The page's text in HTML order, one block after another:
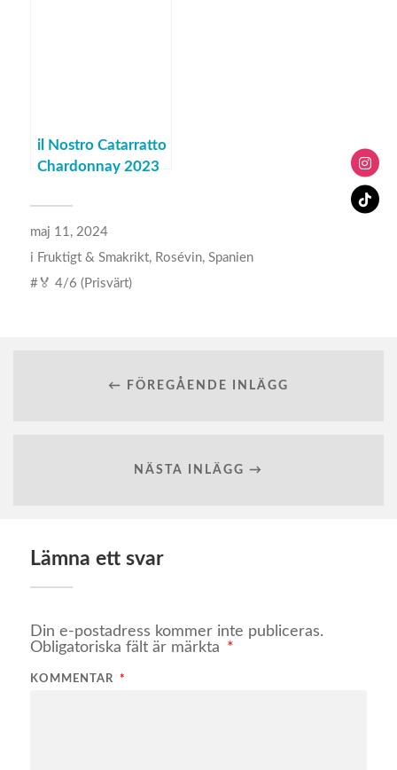
il Nostro Catarratto
Chardonnay 2023
maj 11, 2024
i Fruktigt & Smakrikt, Rosévin, Spanien
🏅 4/6 (Prisvärt)
← FÖREGÅENDE INLÄGG
NÄSTA INLÄGG →
Lämna ett svar
Din e-postadress kommer inte publiceras.
Obligatoriska fält är märkta *
KOMMENTAR *